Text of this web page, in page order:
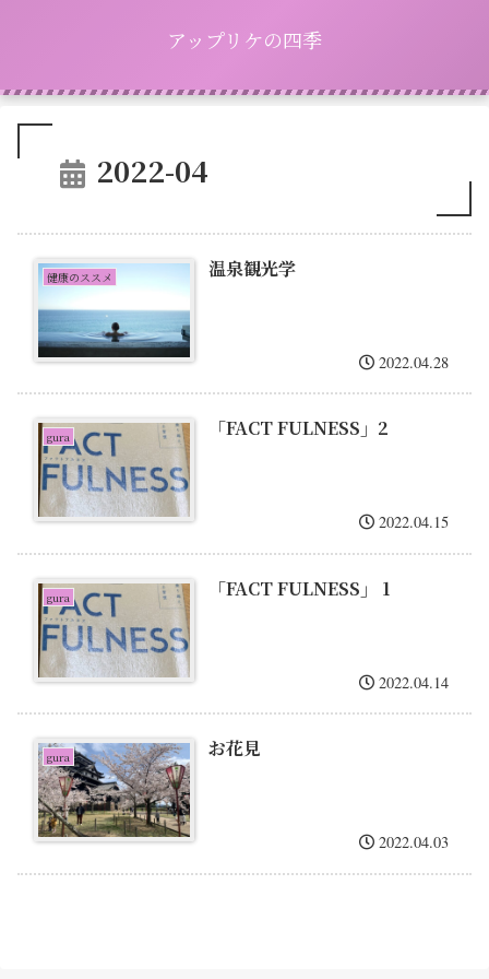
アップリケの四季
2022-04
健康のススメ 温泉観光学
2022.04.28
gura 「FACT FULNESS」2
2022.04.15
gura 「FACT FULNESS」 1
2022.04.14
gura お花見
2022.04.03